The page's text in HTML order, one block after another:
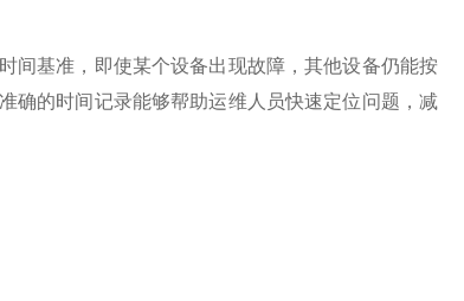
基准，即使某个设备出现故障，其他设备仍能按
确的时间记录能够帮助运维人员快速定位问题，减